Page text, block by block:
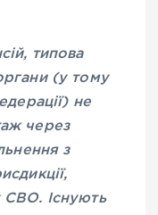
типова
(у тому
не
через
з
СВО. Існують